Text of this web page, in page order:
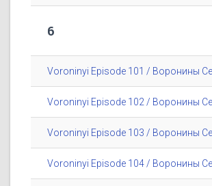
6
Voroninyi Episode 101 / Воронины
Voroninyi Episode 102 / Воронины
Voroninyi Episode 103 / Воронины
Voroninyi Episode 104 / Воронины